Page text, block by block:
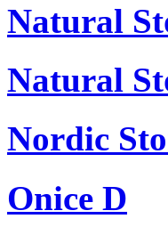
Natural
Natural
Nordic
Onice D